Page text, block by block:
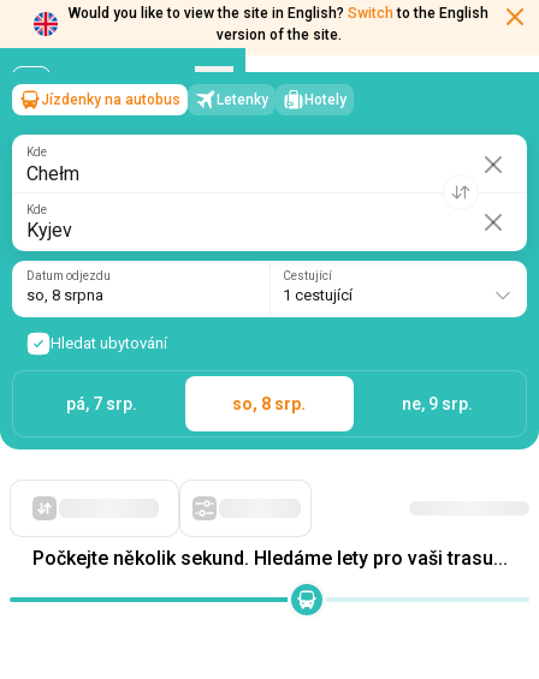
Would you like to view the site in English? Switch to the English
version of the site.
Chełm
Jízdenky na autobus Letenky Hotely
Kde
Datum odjezdu
so, 8 srpna
Hledat ubytování
Počkejte několik sekund. Hledáme lety pro vaši trasu...